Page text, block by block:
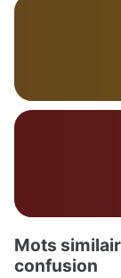
Mots
confusion